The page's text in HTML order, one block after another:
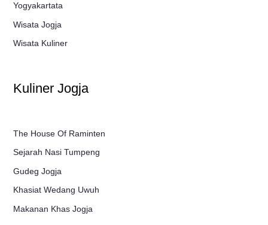
Yogyakartata
Wisata Jogja
Wisata Kuliner
Kuliner Jogja
The House Of Raminten
Sejarah Nasi Tumpeng
Gudeg Jogja
Khasiat Wedang Uwuh
Makanan Khas Jogja